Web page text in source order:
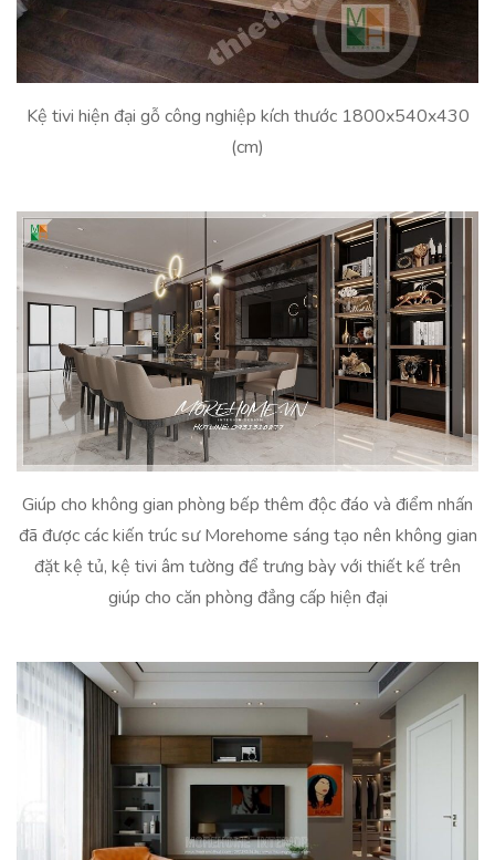
Kệ tivi hiện đại gỗ công nghiệp kích thước 1800x540x430
(cm)
Giúp cho không gian phòng bếp thêm độc đáo và điểm nhấn
đã được các kiến trúc sư Morehome sáng tạo nên không gian
đặt kệ tủ, kệ tivi âm tường để trưng bày với thiết kế trên
giúp cho căn phòng đẳng cấp hiện đại